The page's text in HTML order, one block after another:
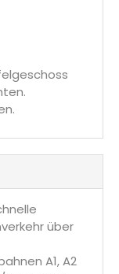
über
A1, A2